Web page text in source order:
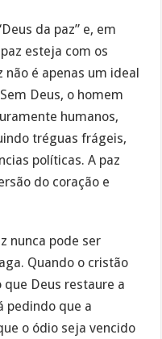
da paz” e, em
esteja com os
é apenas um ideal
Deus, o homem
humanos,
tréguas frágeis,
políticas. A paz
do coração e
nunca pode ser
Quando o cristão
que Deus restaure a
pedindo que a
o ódio seja vencido